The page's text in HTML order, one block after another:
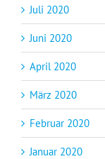
Juli 2020
Juni 2020
April 2020
März 2020
Februar 2020
Januar 2020